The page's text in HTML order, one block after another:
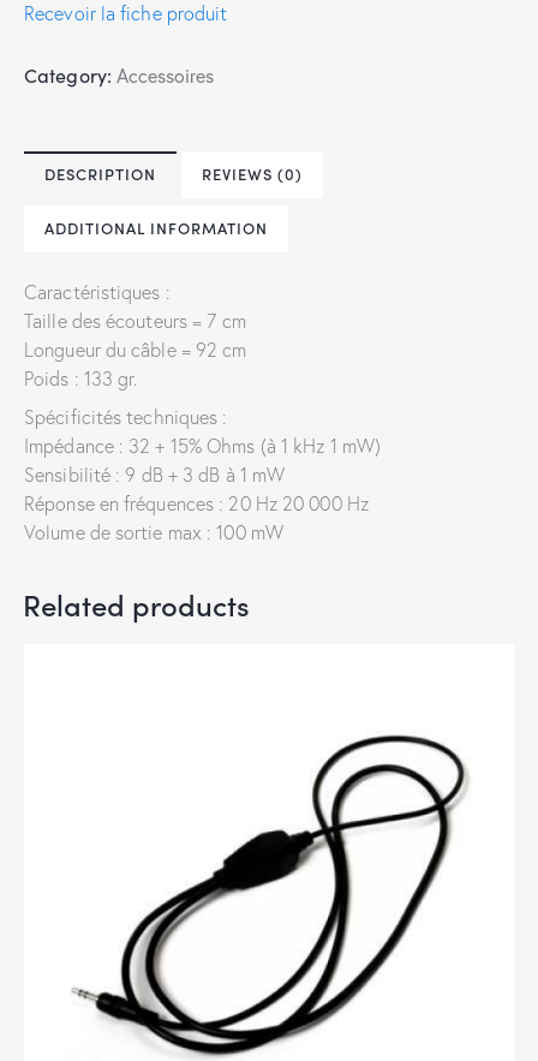
Recevoir la fiche produit
Category: Accessoires
DESCRIPTION REVIEWS (0)
ADDITIONAL INFORMATION
Caractéristiques :
Taille des écouteurs = 7 cm
Longueur du câble = 92 cm
Poids : 133 gr.
Spécificités techniques :
Impédance : 32 + 15% Ohms (à 1 kHz 1 mW)
Sensibilité : 9 dB + 3 dB à 1 mW
Réponse en fréquences : 20 Hz 20 000 Hz
Volume de sortie max : 100 mW
Related products